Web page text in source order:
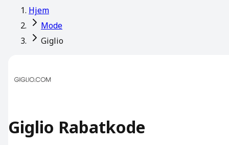
Hjem
Mode
Giglio
Giglio Rabatkode